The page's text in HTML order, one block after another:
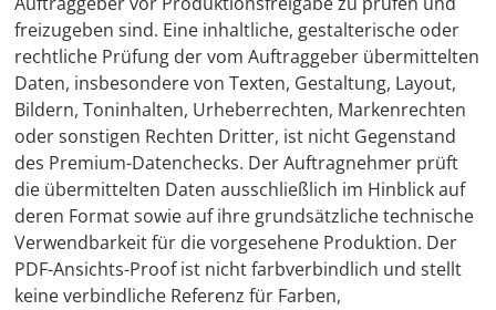
freizugeben sind. Eine inhaltliche, gestalterische oder
rechtliche Prüfung der vom Auftraggeber übermittelten
Daten, insbesondere von Texten, Gestaltung, Layout,
Bildern, Toninhalten, Urheberrechten, Markenrechten
oder sonstigen Rechten Dritter, ist nicht Gegenstand
des Premium-Datenchecks. Der Auftragnehmer prüft
die übermittelten Daten ausschließlich im Hinblick auf
deren Format sowie auf ihre grundsätzliche technische
Verwendbarkeit für die vorgesehene Produktion. Der
PDF-Ansichts-Proof ist nicht farbverbindlich und stellt
keine verbindliche Referenz für Farben,